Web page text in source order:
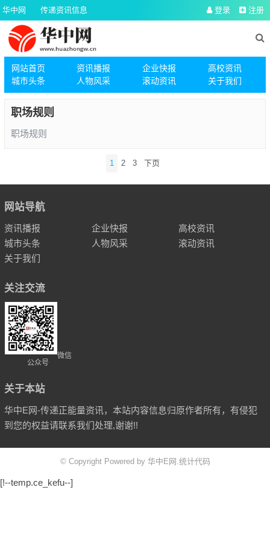
华中网 传递资讯信息 登录 注册
网站首页 资讯播报 企业快报
高校资讯
城市头条
人物风采 滚动资讯 关于我们
职场规则
职场规则
导
航
1 2 3 下页
网站导航
资讯播报 企业快报
高校资讯
城市头条
人物风采
滚动资讯
关于我们
关注交流
微信
公众号
关于本站
华中E网-传递正能量资讯，本站内容信息归原作者所有，有侵犯
到您的权益请联系我们处理,谢谢!!
© Copyright Powered by 华中E网.统计代码
[!--temp.ce_kefu--]